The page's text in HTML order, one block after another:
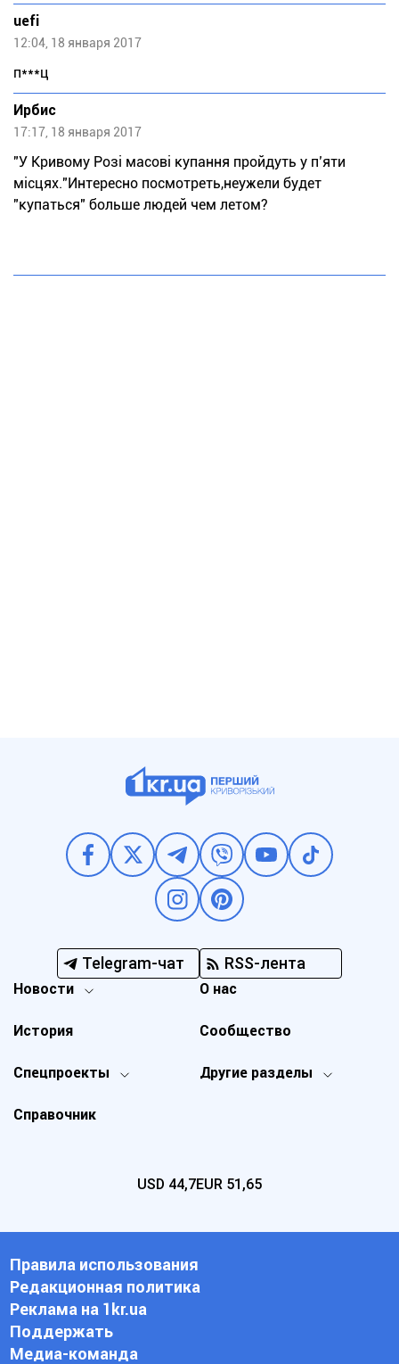
uefi
12:04, 18 января 2017
п***ц
Ирбис
17:17, 18 января 2017
"У Кривому Розі масові купання пройдуть у п’яти
місцях."Интересно посмотреть,неужели будет
"купаться" больше людей чем летом?
Telegram-чат RSS-лента
Новости
Спецпроекты Другие разделы
История
О нас
Справочник
Сообщество
USD 44,7EUR 51,65
Правила использования
Редакционная политика
Реклама на 1kr.ua
Поддержать
Медиа-команда